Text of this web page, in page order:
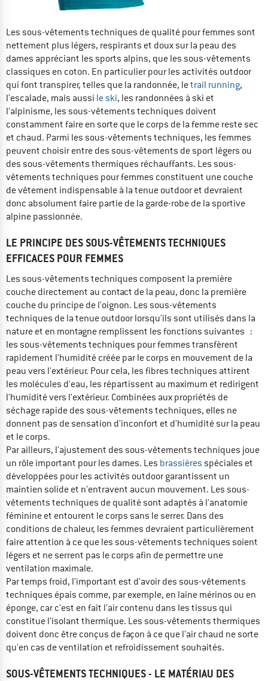
Les sous-vêtements techniques de qualité pour femmes sont
nettement plus légers, respirants et doux sur la peau des
dames appréciant les sports alpins, que les sous-vêtements
classiques en coton. En particulier pour les activités outdoor
qui font transpirer, telles que la randonnée, letrail running,
l'escalade, mais aussi le ski, les randonnées à ski et
l'alpinisme, les sous-vêtements techniques doivent
constamment faire en sorte que le corps de la femme reste sec
et chaud. Parmi les sous-vêtements techniques, les femmes
peuvent choisir entre des sous-vêtements de sport légers ou
des sous-vêtements thermiques réchauffants. Les sous-
vêtements techniques pour femmes constituent une couche
de vêtement indispensable à la tenue outdoor et devraient
donc absolument faire partie de la garde-robe de la sportive
alpine passionnée.
LE PRINCIPE DES SOUS-VÊTEMENTS TECHNIQUES
EFFICACES POUR FEMMES
Les sous-vêtements techniques composent la première
couche directement au contact de la peau, donc la première
couche du principe de l'oignon. Les sous-vêtements
techniques de la tenue outdoor lorsqu'ils sont utilisés dans la
nature et en montagne remplissent les fonctions suivantes :
les sous-vêtements techniques pour femmes transfèrent
rapidement l'humidité créée par le corps en mouvement de la
peau vers l'extérieur. Pour cela, les fibres techniques attirent
les molécules d'eau, les répartissent au maximum et redirigent
l'humidité vers l'extérieur. Combinées aux propriétés de
séchage rapide des sous-vêtements techniques, elles ne
donnent pas de sensation d'inconfort et d'humidité sur la peau
et le corps.
Par ailleurs, l'ajustement des sous-vêtements techniques joue
un rôle important pour les dames. Les brassières spéciales et
développées pour les activités outdoor garantissent un
maintien solide et n'entravent aucun mouvement. Les sous-
vêtements techniques de qualité sont adaptés à l'anatomie
féminine et entourent le corps sans le serrer. Dans des
conditions de chaleur, les femmes devraient particulièrement
faire attention à ce que les sous-vêtements techniques soient
légers et ne serrent pas le corps afin de permettre une
ventilation maximale.
Par temps froid, l'important est d'avoir des sous-vêtements
techniques épais comme, par exemple, en laine mérinos ou en
éponge, car c'est en fait l'air contenu dans les tissus qui
constitue l'isolant thermique. Les sous-vêtements thermiques
doivent donc être conçus de façon à ce que l'air chaud ne sorte
qu'en cas de ventilation et refroidissement souhaités.
SOUS-VÊTEMENTS TECHNIQUES - LE MATÉRIAU DES